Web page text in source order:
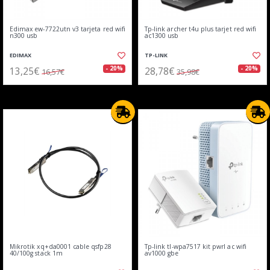
Edimax ew-7722utn v3 tarjeta red wifi
n300 usb
EDIMAX
13,25€ 16,57€ - 20%
Tp-link archer t4u plus tarjet red wifi
ac1300 usb
TP-LINK
28,78€ 35,98€ - 20%
Mikrotik xq+da0001 cable qsfp28
40/100g stack 1m
Tp-link tl-wpa7517 kit pwrl ac wifi
av1000 gbe